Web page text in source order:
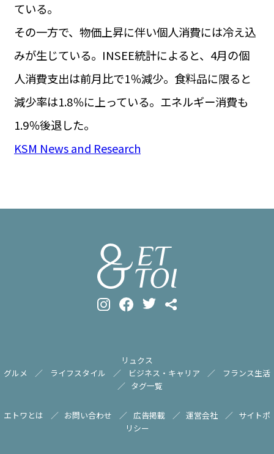
ている。
その一方で、物価上昇に伴い個人消費には冷え込
みが生じている。INSEE統計によると、4月の個
人消費支出は前月比で1％減少。食料品に限ると
減少率は1.8％に上っている。エネルギー消費も
1.9％後退した。
KSM News and Research
リュクス
グルメ
ライフスタイル ビジネス・キャリア
フランス生活
タグ一覧
エトワとは お問い合わせ 広告掲載 運営会社
サイトポ
リシー